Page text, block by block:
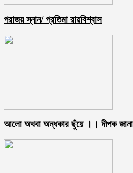
পরাজয় স্নান/ প্রতিমা রায়বিশ্বাস
আলো অথবা অন্ধকার ছুঁয়ে ।। দীপক জানা